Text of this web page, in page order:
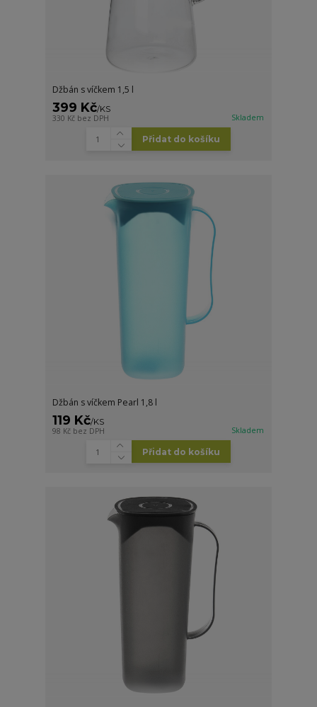
Džbán s víčkem 1,5 l
399 Kč/KS
330 Kč bez DPH Skladem
Přidat do košíku
Džbán s víčkem Pearl 1,8 l
119 Kč/KS
98 Kč bez DPH Skladem
Přidat do košíku